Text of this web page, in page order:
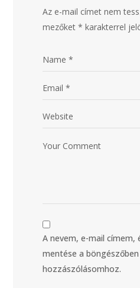
Az e-mail címet nem
mezőket* karakterrel
A nevem, e-mail címem,
mentése a
hozzászólásomhoz.